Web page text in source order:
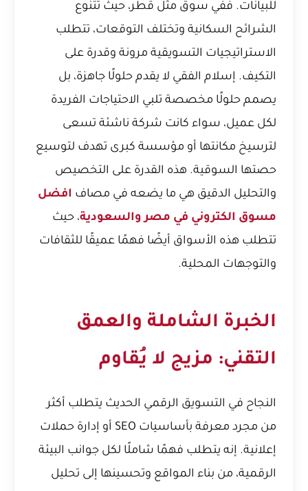
للبيانات. ففي سوق مثل قطر، حيث تتنوع
الشرائح السكانية وتختلف التوقعات، تتطلب
الاستراتيجيات التسويقية مرونة وقدرة على
التكيف. إسلام الفقي لا يقدم حلولًا جاهزة، بل
يصمم حلولًا مخصصة تلبي الاحتياجات الفريدة
لكل عميل، سواء كانت شركة ناشئة تسعى
لترسيخ مكانتها أو مؤسسة كبرى تهدف لتوسيع
حصتها السوقية. هذه القدرة على التخصيص
والتحليل الدقيق هي ما يضعه في مصاف افضل
مسوق الكتروني في مصر والسعودية، حيث
تتطلب هذه الأسواق أيضًا فهمًا عميقًا للثقافات
والتوجهات المحلية.
الخبرة الشاملة والعمق
التقني: مزيج لا يُقاوم
النجاح في التسويق الرقمي الحديث يتطلب أكثر
من مجرد معرفة بأساسيات SEO أو إدارة حملات
إعلانية. إنه يتطلب فهمًا شاملًا لكل جوانب البيئة
الرقمية، من بناء المواقع وتحسينها إلى تحليل